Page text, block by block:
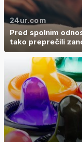
24ur.com
Pred spolnim
tako preprečili